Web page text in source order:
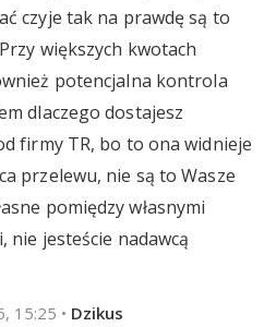
czyje tak na prawdę są to
większych kwotach
potencjalna kontrola
dlaczego dostajesz
firmy TR, bo to ona widnieje
przelewu, nie są to Wasze
pomiędzy własnymi
nie jesteście nadawcą
15:25 • Dzikus